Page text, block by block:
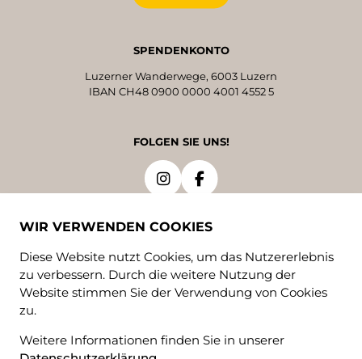
SPENDENKONTO
Luzerner Wanderwege, 6003 Luzern
IBAN CH48 0900 0000 4001 4552 5
FOLGEN SIE UNS!
WIR VERWENDEN COOKIES
Diese Website nutzt Cookies, um das Nutzererlebnis
zu verbessern. Durch die weitere Nutzung der
Website stimmen Sie der Verwendung von Cookies
zu.
Weitere Informationen finden Sie in unserer